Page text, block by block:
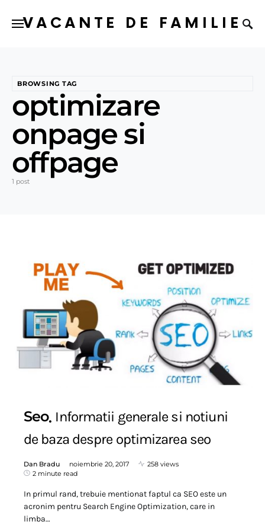
VACANTE DE FAMILIE
BROWSING TAG
optimizare
onpage si
offpage
1 post
Seo Informatii generale si notiuni
de baza despre optimizarea seo
Dan Bradu noiembrie 20, 2017
258 views
2 minute read
In primul rand, trebuie mentionat faptul ca SEO este un
acronim pentru Search Engine Optimization, care in
limba…